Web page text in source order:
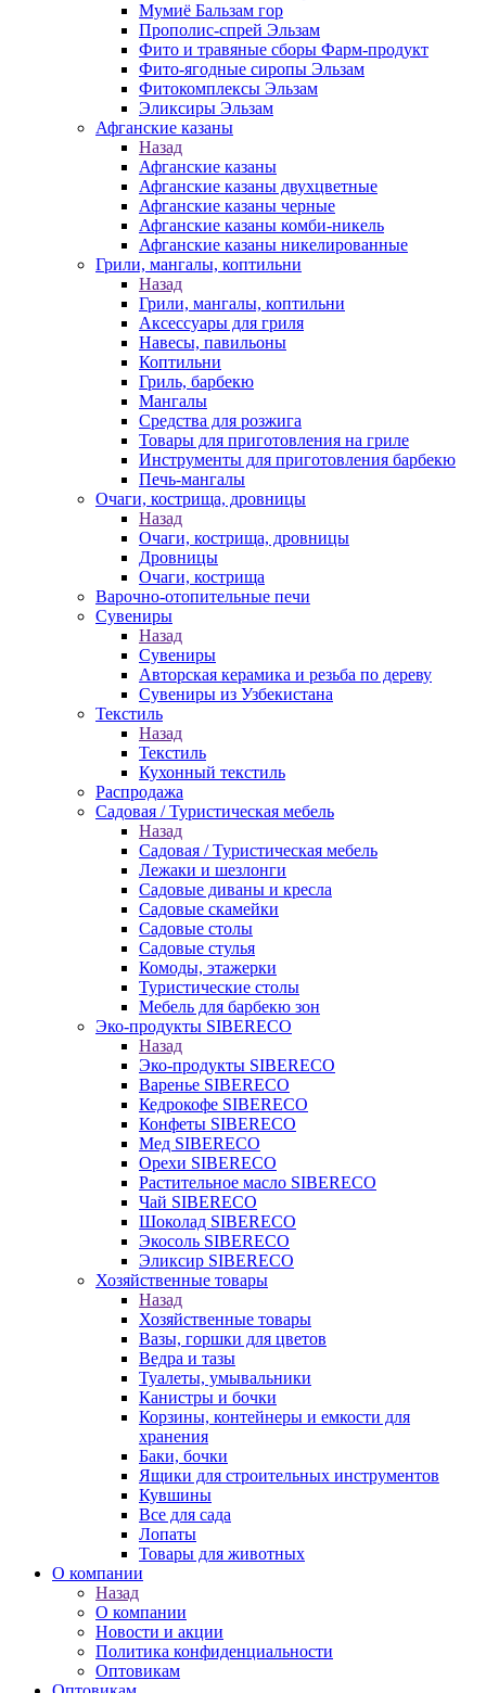
Мумиё Бальзам гор
Прополис-спрей Эльзам
Фито и травяные сборы Фарм-продукт
Фито-ягодные сиропы Эльзам
Фитокомплексы Эльзам
Эликсиры Эльзам
Афганские казаны
Назад
Афганские казаны
Афганские казаны двухцветные
Афганские казаны черные
Афганские казаны комби-никель
Афганские казаны никелированные
Грили, мангалы, коптильни
Назад
Грили, мангалы, коптильни
Аксессуары для гриля
Навесы, павильоны
Коптильни
Гриль, барбекю
Мангалы
Средства для розжига
Товары для приготовления на гриле
Инструменты для приготовления барбекю
Печь-мангалы
Очаги, кострища, дровницы
Назад
Очаги, кострища, дровницы
Дровницы
Очаги, кострища
Варочно-отопительные печи
Сувениры
Назад
Сувениры
Авторская керамика и резьба по дереву
Сувениры из Узбекистана
Текстиль
Назад
Текстиль
Кухонный текстиль
Распродажа
Садовая / Туристическая мебель
Назад
Садовая / Туристическая мебель
Лежаки и шезлонги
Садовые диваны и кресла
Садовые скамейки
Садовые столы
Садовые стулья
Комоды, этажерки
Туристические столы
Мебель для барбекю зон
Эко-продукты SIBERECO
Назад
Эко-продукты SIBERECO
Варенье SIBERECO
Кедрокофе SIBERECO
Конфеты SIBERECO
Мед SIBERECO
Орехи SIBERECO
Растительное масло SIBERECO
Чай SIBERECO
Шоколад SIBERECO
Экосоль SIBERECO
Эликсир SIBERECO
Хозяйственные товары
Назад
Хозяйственные товары
Вазы, горшки для цветов
Ведра и тазы
Туалеты, умывальники
Канистры и бочки
Корзины, контейнеры и емкости для
хранения
Баки, бочки
Ящики для строительных инструментов
Кувшины
Все для сада
Лопаты
Товары для животных
О компании
Назад
О компании
Новости и акции
Политика конфиденциальности
Оптовикам